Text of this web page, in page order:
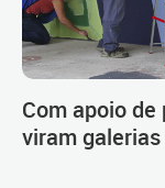
Com apoio
viram